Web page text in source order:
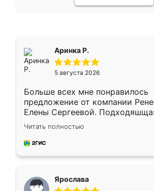
Аринка Р.
5 августа 2026
Больше всех мне понравилось
предложение от компании
Елены Сергеевой.
короткие сроки изготовления.
для замера сотрудник Владислав
предложил по моему эскизу
Читать полностью
Ярослава